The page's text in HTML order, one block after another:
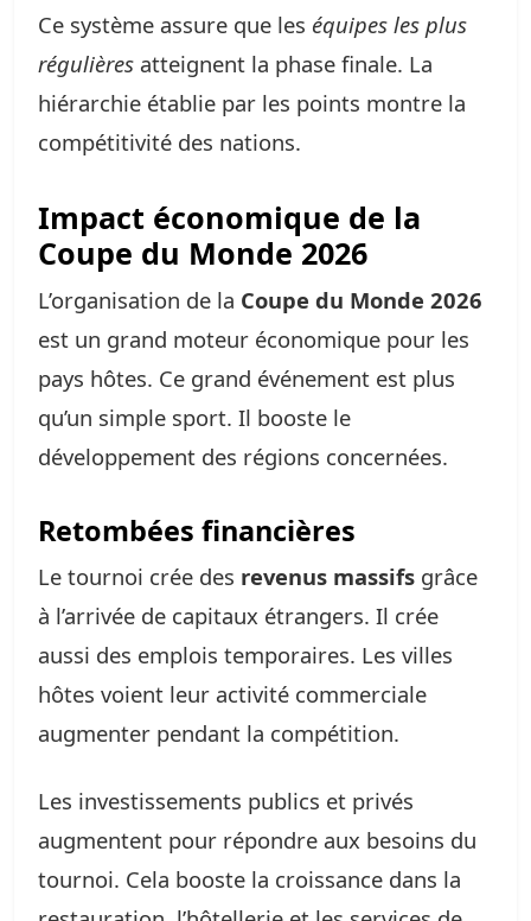
Ce système assure que les équipes les plus
régulières atteignent la phase finale. La
hiérarchie établie par les points montre la
compétitivité des nations.
Impact économique de la
Coupe du Monde 2026
L’organisation de la Coupe du Monde 2026
est un grand moteur économique pour les
pays hôtes. Ce grand événement est plus
qu’un simple sport. Il booste le
développement des régions concernées.
Retombées financières
Le tournoi crée des revenus massifs grâce
à l’arrivée de capitaux étrangers. Il crée
aussi des emplois temporaires. Les villes
hôtes voient leur activité commerciale
augmenter pendant la compétition.
Les investissements publics et privés
augmentent pour répondre aux besoins du
tournoi. Cela booste la croissance dans la